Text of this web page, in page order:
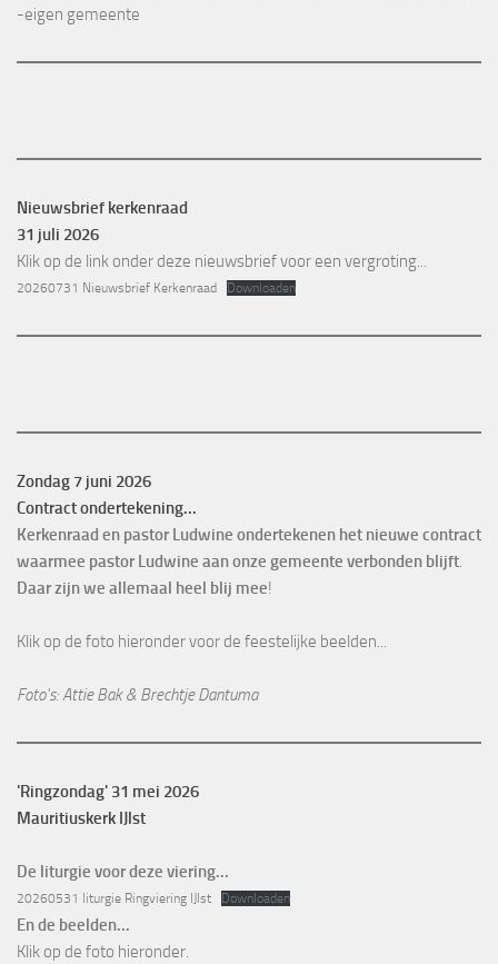
-eigen gemeente
Nieuwsbrief kerkenraad
31 juli 2026
Klik op de link onder deze nieuwsbrief voor een vergroting...
20260731 Nieuwsbrief Kerkenraad Downloaden
Zondag 7 juni 2026
Contract ondertekening...
Kerkenraad en pastor Ludwine ondertekenen het nieuwe contract
waarmee pastor Ludwine aan onze gemeente verbonden blijft.
Daar zijn we allemaal heel blij mee!
Klik op de foto hieronder voor de feestelijke beelden...
Foto's: Attie Bak & Brechtje Dantuma
'Ringzondag' 31 mei 2026
Mauritiuskerk IJlst
De liturgie voor deze viering...
20260531 liturgie Ringviering IJlst Downloaden
En de beelden...
Klik op de foto hieronder.